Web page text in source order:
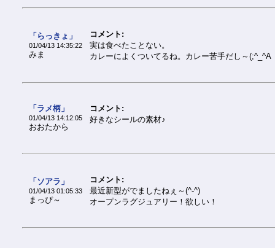
「らっきょ」
01/04/13 14:35:22
みま
コメント:
実は食べたことない。
カレーによくついてるね。カレー苦手だし～(;^_^A
「ラメ柄」
01/04/13 14:12:05
おおたから
コメント:
好きなシールの素材♪
「ソアラ」
01/04/13 01:05:33
まっぴ～
コメント:
最近新型がでましたねぇ～(^-^)
オープンラグジュアリー！欲しい！